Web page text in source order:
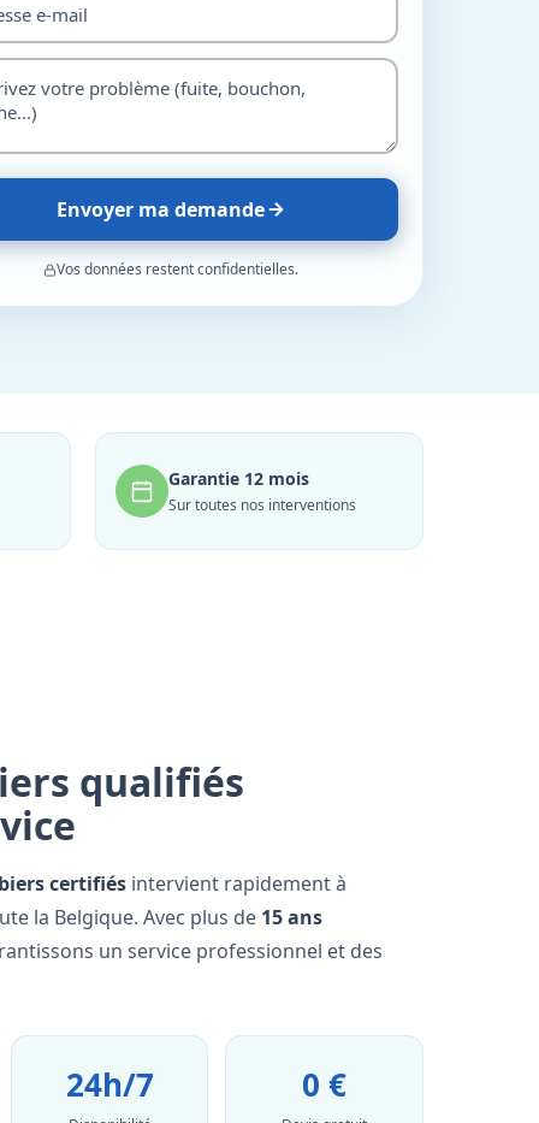
Envoyer ma demande
Vos données restent confidentielles.
Garantie 12 mois
Sur toutes nos interventions
qualifiés
certifiés intervient rapidement à
la Belgique. Avec plus de 15 ans
un service professionnel et des
24h/7 0 €